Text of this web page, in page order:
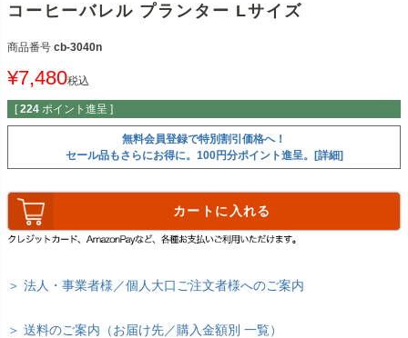
コーヒーバレル プランター Lサイズ
商品番号 cb-3040n
¥7,480税込
[ 224 ポイント進呈 ]
無料会員登録で特別割引価格へ！
セール品もさらにお得に。100円分ポイント進呈。[詳細]
カートに入れる
＞ 法人・事業者様／個人大口ご注文者様へのご案内
＞ 送料のご案内（お届け先／購入金額別 一覧）